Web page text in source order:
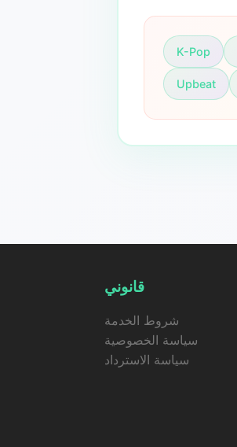
K-Pop
Upbeat
قانوني
شروط الخدمة
سياسة الخصوصية
سياسة الاسترداد